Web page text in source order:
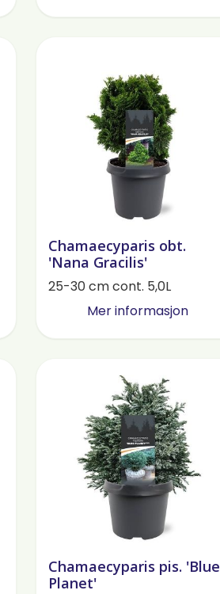
Chamaecyparis obt.
'Nana Gracilis'
25-30 cm cont. 5,0L
Mer informasjon
Chamaecyparis pis. 'Blue
Planet'